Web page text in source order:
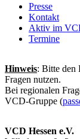
Presse
Kontakt
Aktiv im
Termine
Hinweis: Bitte den
Fragen nutzen.
Bei regionalen
VCD-Gruppe (
VCD Hessen e.V.